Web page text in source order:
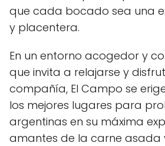
que cada bocado sea una
y placentera.
En un entorno acogedor y
que invita a relajarse y
compañía, El Campo se
los mejores lugares para
argentinas en su máxima
amantes de la carne asada